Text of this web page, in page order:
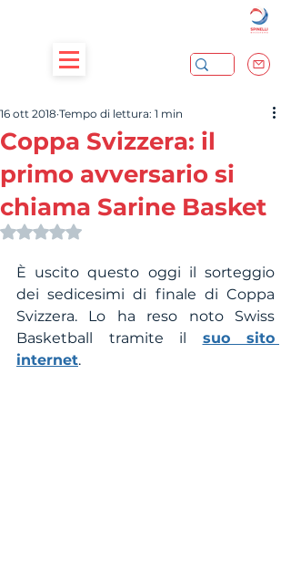
Coppa Svizzera: il
primo avversario si
chiama Sarine Basket
16 ott 2018 Tempo di lettura: 1 min
Valutazione NaN stelle su 5.
È uscito questo oggi il sorteggio
dei sedicesimi di finale di Coppa
Svizzera. Lo ha reso noto Swiss
Basketball tramite il suo sito
internet.